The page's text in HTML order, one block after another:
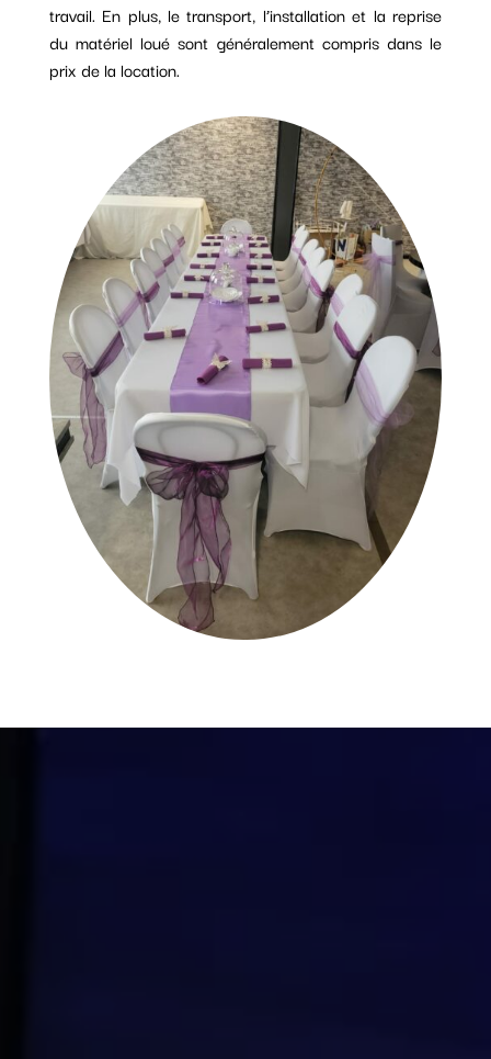
travail. En plus, le transport, l’installation et la reprise
du matériel loué sont généralement compris dans le
prix de la location.